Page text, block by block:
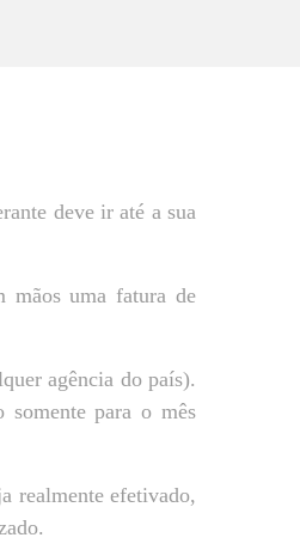
deve ir até a sua
mãos uma fatura de
agência do país).
somente para o mês
realmente efetivado,